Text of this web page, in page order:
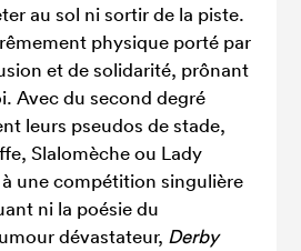
au sol ni sortir de la piste.
physique porté par
et de solidarité, prônant
Avec du second degré
leurs pseudos de stade,
Slalomèche ou Lady
une compétition singulière
ni la poésie du
dévastateur, Derby